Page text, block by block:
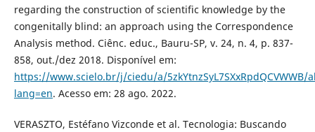
regarding the construction of scientific knowledge by the
congenitally blind: an approach using the Correspondence
Analysis method. Ciênc. educ., Bauru-SP, v. 24, n. 4, p. 837-
858, out./dez 2018. Disponível em:
https://www.scielo.br/j/ciedu/a/5zkYtnzSyL7SXxRpdQCVWWB/
lang=en. Acesso em: 28 ago. 2022.
VERASZTO, Estéfano Vizconde et al. Tecnologia: Buscando